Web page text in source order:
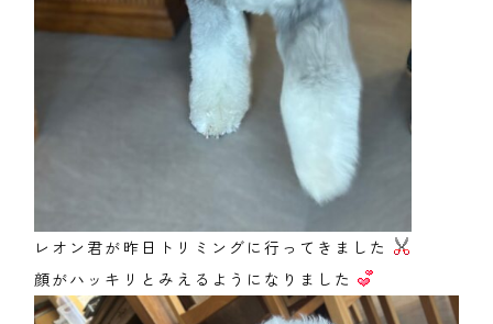
レオン君が昨日トリミングに行ってきました
顔がハッキリとみえるようになりました